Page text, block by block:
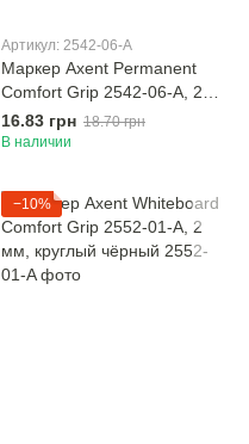
Артикул: 2542-06-A
Маркер Axent Permanent
Comfort Grip 2542-06-A, 2
мм, круглый, красный
16.83 грн 18.70 грн
В наличии
−10%